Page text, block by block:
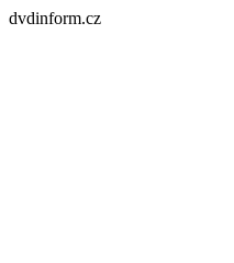
dvdinform.cz